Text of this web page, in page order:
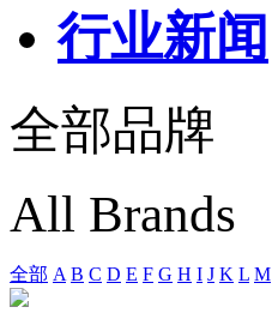
行业新闻
全部品牌
All Brands
全部 A B C D E F G H I J K L M